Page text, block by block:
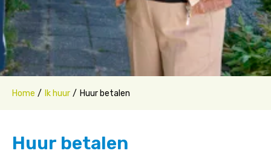
Home Ik huur Huur betalen
Huur betalen